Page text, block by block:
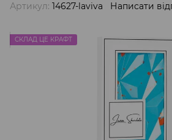
Артикул: 14627-laviva Написати
СКЛАД ЦЕ КРАФТ